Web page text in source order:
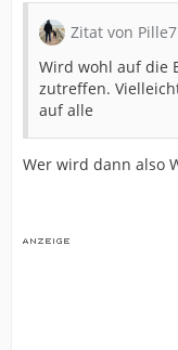
Zitat von
Wird wohl auf die
zutreffen.
auf alle
Wer wird dann also